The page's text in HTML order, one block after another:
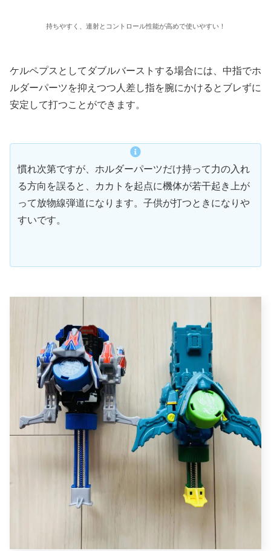
持ちやすく、連射とコントロール性能が高めで使いやすい！
ケルペプスとしてダブルバーストする場合には、中指でホ
ルダーパーツを抑えつつ人差し指を腕にかけるとブレずに
安定して打つことができます。
慣れ次第ですが、ホルダーパーツだけ持って力の入れ
る方向を誤ると、カカトを起点に機体が若干起き上が
って放物線弾道になります。子供が打つときになりや
すいです。